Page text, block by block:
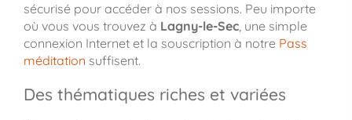
sécurisé pour accéder à nos sessions. Peu importe
où vous vous trouvez à Lagny-le-Sec, une simple
connexion Internet et la souscription à notre Pass
méditation suffisent.
Des thématiques riches et variées